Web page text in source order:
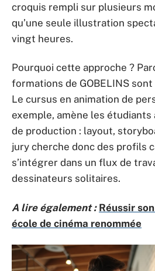
croquis rempli sur plusieurs
qu’une seule illustration
vingt heures.
Pourquoi cette approche ?
formations de GOBELINS
Le cursus en animation de
exemple, amène les étudiants
de production : layout,
jury cherche donc des profils
s’intégrer dans un flux de
dessinateurs solitaires.
A lire également : Réussir
école de cinéma renommée